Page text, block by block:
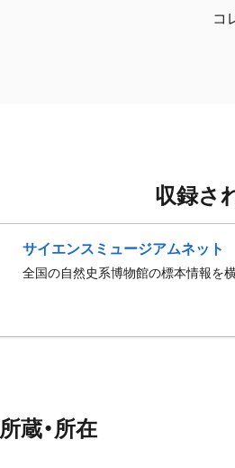
コ
収録さ
サイエンスミュージアムネット
全国の自然史系博物館の標本情報を
所蔵・所在